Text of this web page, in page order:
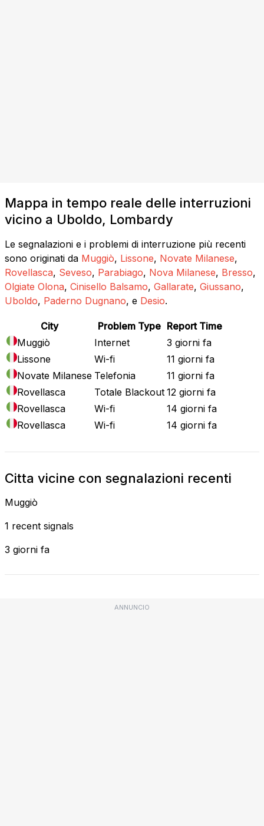
Mappa in tempo reale delle interruzioni
vicino a Uboldo, Lombardy
Le segnalazioni e i problemi di interruzione più recenti
sono originati da Muggiò, Lissone, Novate Milanese,
Rovellasca, Seveso, Parabiago, Nova Milanese, Bresso,
Olgiate Olona, Cinisello Balsamo, Gallarate, Giussano,
Uboldo, Paderno Dugnano, e Desio.
City Problem Type Report Time
Muggiò
Internet
3 giorni fa
Lissone
Wi-fi
11 giorni fa
Novate Milanese Telefonia
11 giorni fa
Rovellasca
Totale Blackout 12 giorni fa
Rovellasca
Wi-fi
14 giorni fa
Rovellasca
Wi-fi 14 giorni fa
Citta vicine con segnalazioni recenti
Muggiò
1 recent signals
3 giorni fa
ANNUNCIO